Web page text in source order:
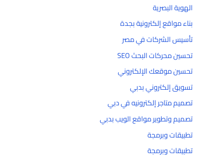
الهوية البصرية
بناء مواقع إلكترونية بجدة
تأسيس الشركات في مصر
تحسين محركات البحث SEO
تحسين موقعك الإلكتروني
تسويق إلكتروني بدبي
تصميم متاجر إلكترونيه في دبي
تصميم وتطوير مواقع الويب بدبي
تطبيقات وبرمجة
تطبيقات وبرمجة